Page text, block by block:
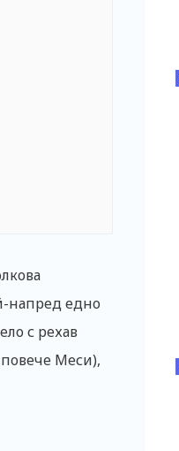
напред едно
с рехав
Меси),